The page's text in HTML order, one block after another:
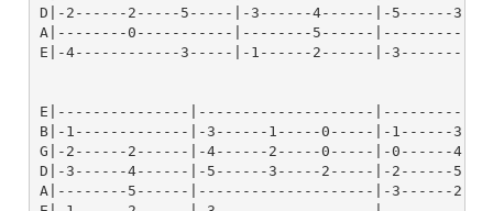
D|-2------2-----5-----|-3------4------|-5------
A|--------0-----------|--------5------
E|-4------------3-----|-1------2------|-
E|---------------|--------------------
B|-1-------------|-3------1-----0-----|-1------
G|-2------2------|-4------2-----0-----|-0------
D|-3------4------|-5------3-----2-----|-2------
A|--------5------|--------------------|-3------